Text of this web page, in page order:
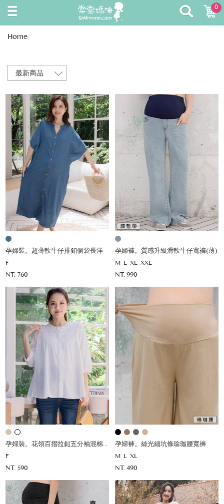
0
Home
孕婦裝。超薄軟牛仔排釦側袋長洋
F
NT. 760
孕婦褲。質感升級滑軟牛仔寬褲(薄)
M L XL XXL
NT. 990
孕婦裝。花領百摺拉釦五分袖混棉薄杉
F
NT. 590
孕婦褲。絲光細坑條瑜珈腰寬褲
M L XL
NT. 490